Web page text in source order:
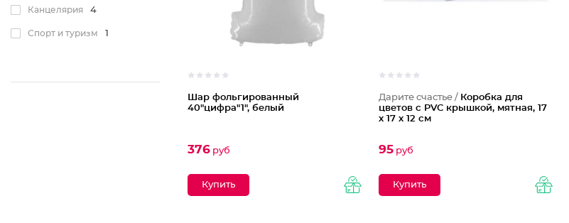
Канцелярия 4
Спорт и туризм 1
Шар фольгированный
40"цифра"1", белый
376руб
Дарите счастье / Коробка для
цветов с PVC крышкой, мятная, 17
х 17 х 12 см
95руб